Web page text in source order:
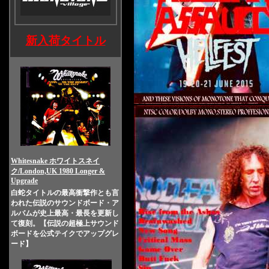
新入荷タイトル
Whitesnake ホワイトスネイ
ク/London,UK 1980 Longer &
Upgrade
白蛇タイトルの最高衝撃作とも言
われた伝説のサウンドボード・ア
ルバムが史上最高・最長を更新し
て復刻。【伝説の超極上サウンド
ボードを公式テイクでアップグレ
ード】